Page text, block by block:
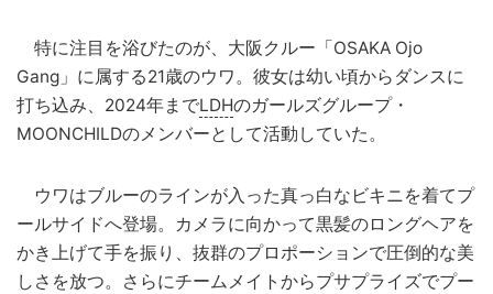
特に注目を浴びたのが、大阪クルー「OSAKA Ojo
Gang」に属する21歳のウワ。彼女は幼い頃からダンスに
打ち込み、2024年までLDHのガールズグループ・
MOONCHILDのメンバーとして活動していた。
ウワはブルーのラインが入った真っ白なビキニを着てプ
ールサイドへ登場。カメラに向かって黒髪のロングヘアを
かき上げて手を振り、抜群のプロポーションで圧倒的な美
しさを放つ。さらにチームメイトからプサプライズでプー